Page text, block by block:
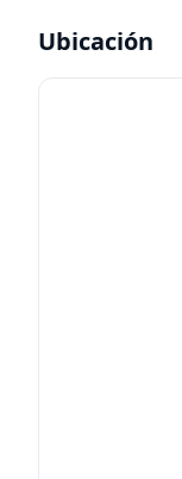
Ubicación